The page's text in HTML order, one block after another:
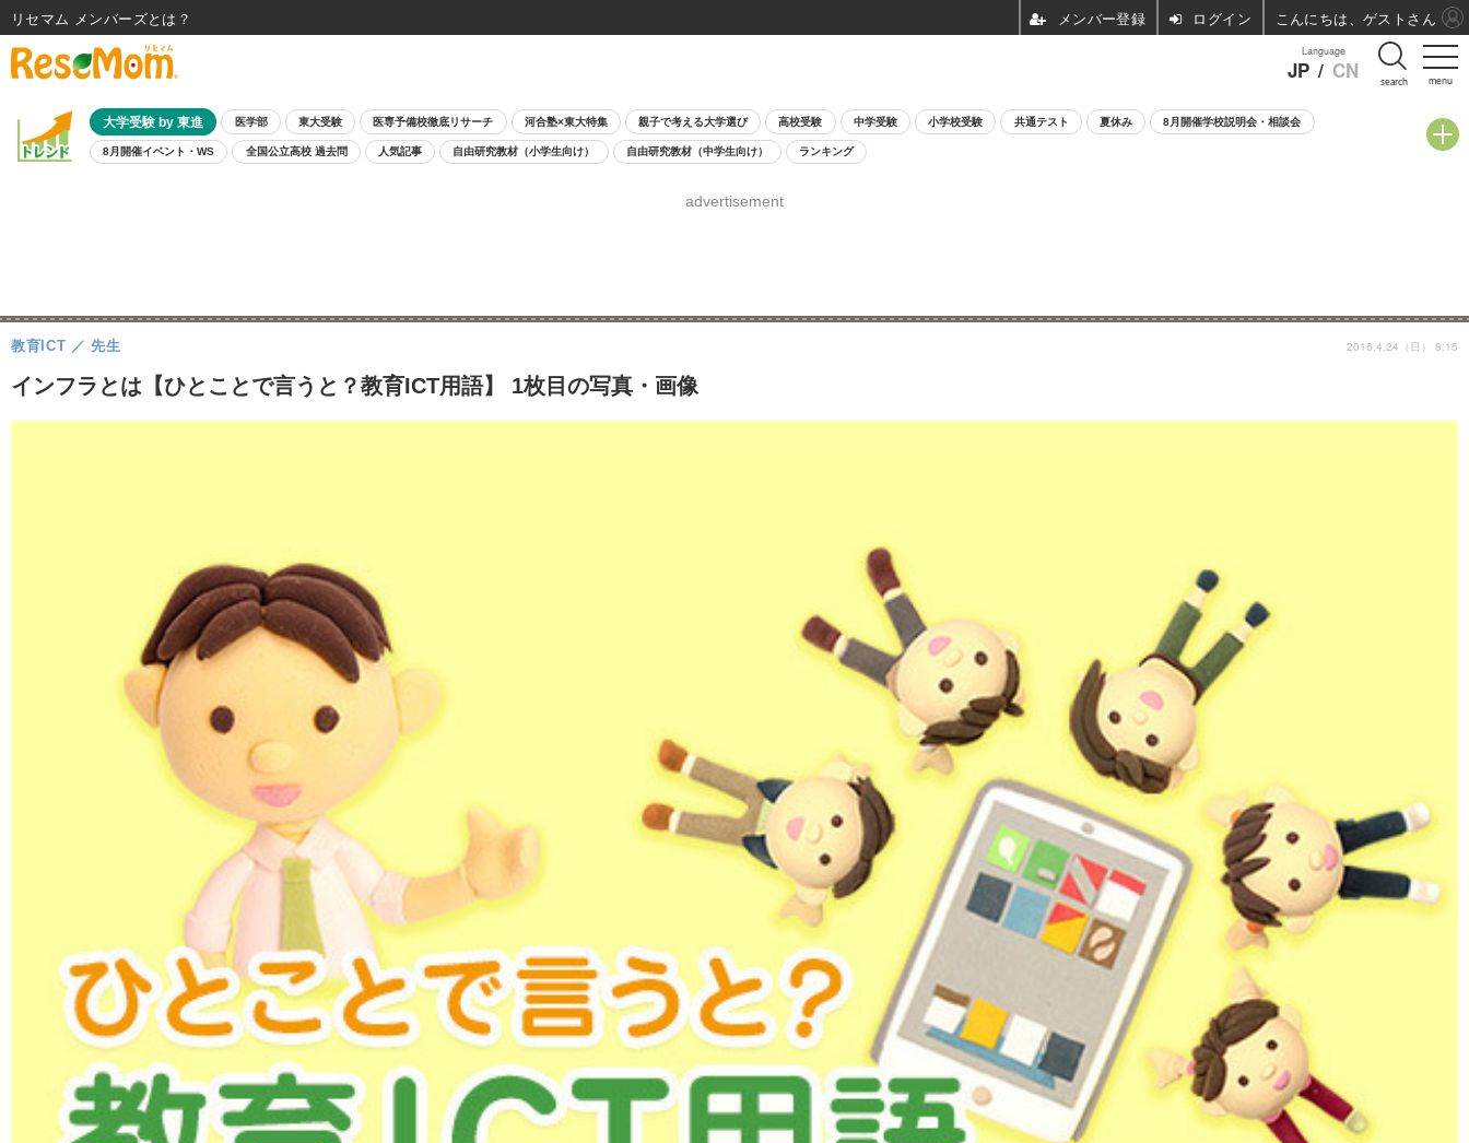
menu
Language
JP / CN search
大学受験 by 東進 医学部 東大受験 医専予備校徹底リサーチ 河合塾×東大特集 親子で考える大学選び 高校受験 中学受験 小学校受験 共通テスト 夏休み 8月開催学校説明会・相談会
8月開催イベント・WS 全国公立高校 過去問 人気記事 自由研究教材（小学生向け） 自由研究教材（中学生向け） ランキング
advertisement
インフラとは【ひとことで言うと？教育ICT用語】 1枚目の写真・画像
教育ICT 先生 2016.4.24（日） 8:15
リセマム メンバーズ ログイン こんにちは、ゲストさん